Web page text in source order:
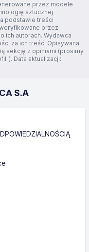
przez modele
sztucznej
podstawie treści
przez
ich autorach. Wydawca
za ich treść. Opisywana
sekcję z opiniami (prosimy
Data aktualizacji:
S.A